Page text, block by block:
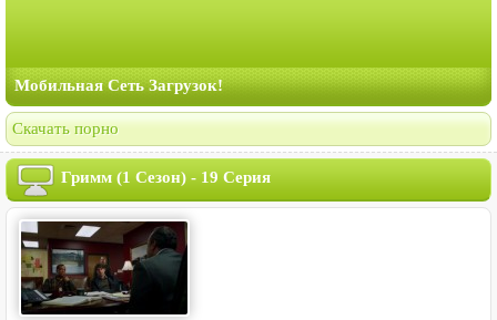
Мобильная Сеть Загрузок!
Скачать порно
Гримм (1 Сезон) - 19 Серия